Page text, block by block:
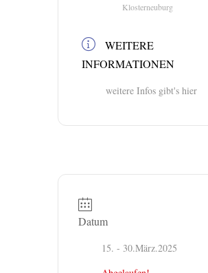
Klosterneuburg
WEITERE
INFORMATIONEN
weitere Infos gibt's hier
Datum
15. - 30.März.2025